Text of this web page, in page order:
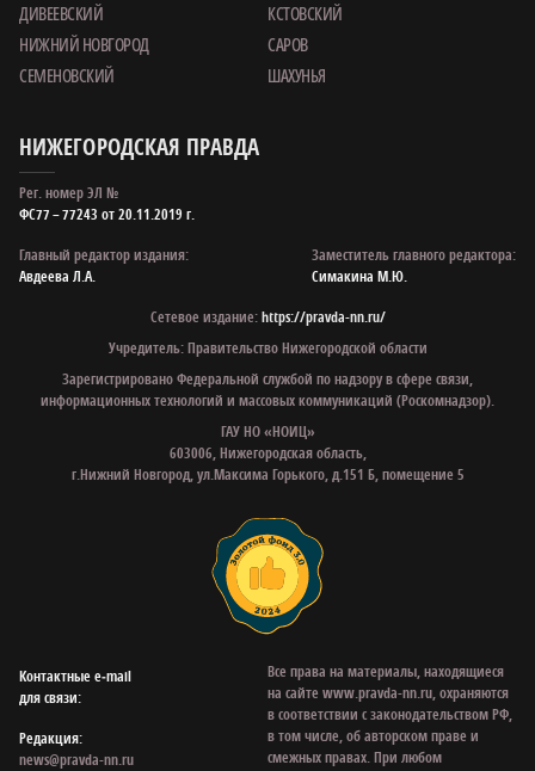
ДИВЕЕВСКИЙ
КСТОВСКИЙ
НИЖНИЙ НОВГОРОД
САРОВ
СЕМЕНОВСКИЙ
ШАХУНЬЯ
НИЖЕГОРОДСКАЯ ПРАВДА
Рег. номер ЭЛ №
ФС77 – 77243 от 20.11.2019 г.
Главный редактор издания:
Авдеева Л.А.
Заместитель главного редактора:
Симакина М.Ю.
Сетевое издание:https://pravda-nn.ru/
Учредитель: Правительство Нижегородской области
Зарегистрировано Федеральной службой по надзору в сфере связи,
информационных технологий и массовых коммуникаций (Роскомнадзор).
ГАУ НО «НОИЦ»
603006, Нижегородская область,
г.Нижний Новгород, ул.Максима Горького, д.151 Б, помещение 5
Контактные e‑mail
для связи:
Редакция:
news@pravda-nn.ru
Все права на материалы, находящиеся
на сайте www.pravda-nn.ru, охраняются
в соответствии с законодательством РФ,
в том числе, об авторском праве и
смежных правах. При любом